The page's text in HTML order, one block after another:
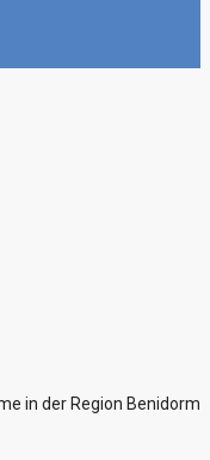
in der Region Benidorm